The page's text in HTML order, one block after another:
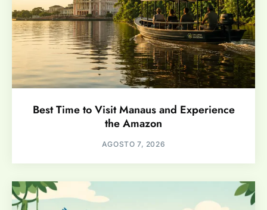
Best Time to Visit Manaus and Experience
the Amazon
AGOSTO 7, 2026